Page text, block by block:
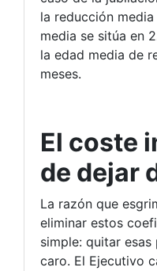
la reducción
media se sitúa en
la edad media de
meses.
El coste
de dejar
La razón que
eliminar estos
simple: quitar
caro. El Ejecutivo